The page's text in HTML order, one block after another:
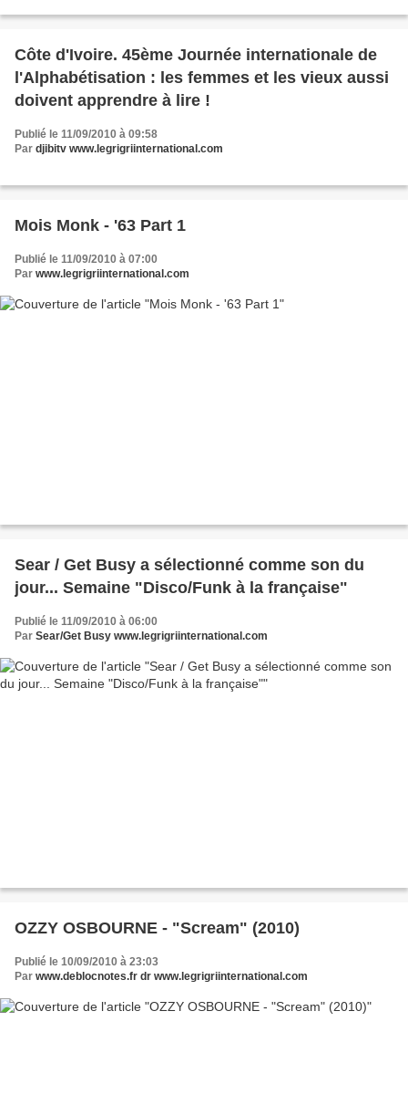
Côte d'Ivoire. 45ème Journée internationale de
l'Alphabétisation : les femmes et les vieux aussi
doivent apprendre à lire !
Publié le 11/09/2010 à 09:58
Par djibitv www.legrigriinternational.com
Mois Monk - '63 Part 1
Publié le 11/09/2010 à 07:00
Par www.legrigriinternational.com
Sear / Get Busy a sélectionné comme son du
jour... Semaine "Disco/Funk à la française"
Publié le 11/09/2010 à 06:00
Par Sear/Get Busy www.legrigriinternational.com
OZZY OSBOURNE - "Scream" (2010)
Publié le 10/09/2010 à 23:03
Par www.deblocnotes.fr dr www.legrigriinternational.com